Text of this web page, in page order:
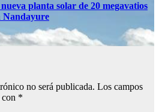
planta solar de 20 megavatios
Nandayure
no será publicada. Los campos
*